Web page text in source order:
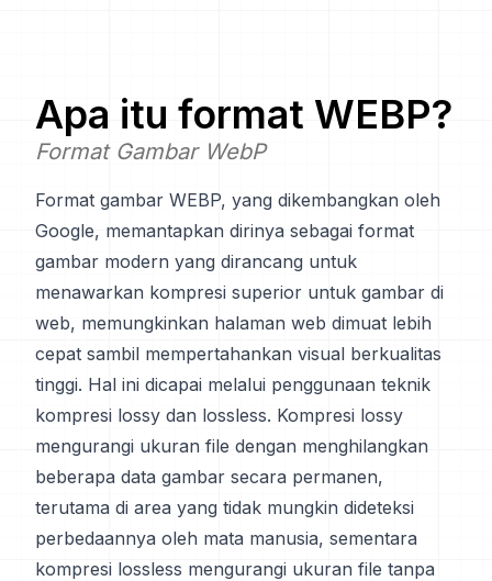
Apa itu format WEBP?
Format Gambar WebP
Format gambar WEBP, yang dikembangkan oleh
Google, memantapkan dirinya sebagai format
gambar modern yang dirancang untuk
menawarkan kompresi superior untuk gambar di
web, memungkinkan halaman web dimuat lebih
cepat sambil mempertahankan visual berkualitas
tinggi. Hal ini dicapai melalui penggunaan teknik
kompresi lossy dan lossless. Kompresi lossy
mengurangi ukuran file dengan menghilangkan
beberapa data gambar secara permanen,
terutama di area yang tidak mungkin dideteksi
perbedaannya oleh mata manusia, sementara
kompresi lossless mengurangi ukuran file tanpa